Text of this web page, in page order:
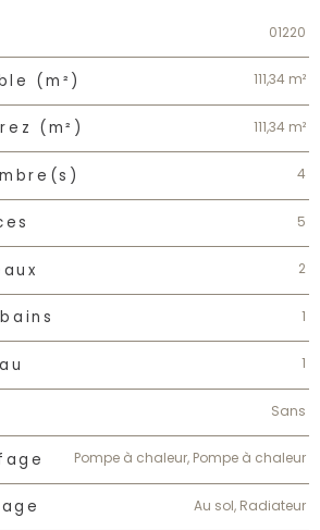
01220
(m²) 111,34 m²
(m²) 111,34 m²
4
5
2
1
1
Sans
Pompe à chaleur, Pompe à chaleur
Au sol, Radiateur